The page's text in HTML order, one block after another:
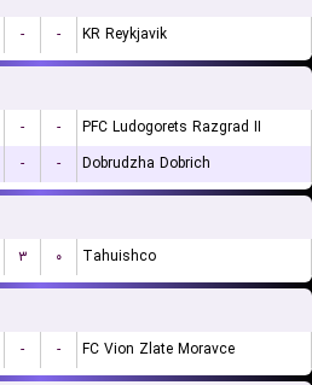
- - KR Reykjavik
- -
PFC Ludogorets Razgrad II
- - Dobrudzha Dobrich
۳ ۰ Tahuishco
- - FC Vion Zlate Moravce